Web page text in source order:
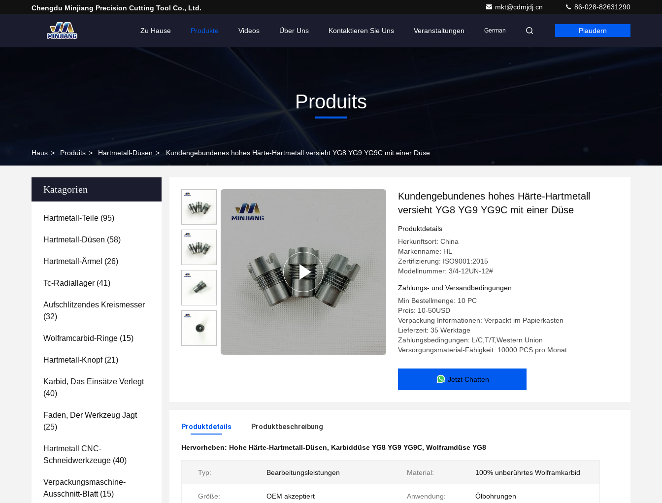
Chengdu Minjiang Precision Cutting Tool Co., Ltd. mkt@cdmjdj.cn 86-028-82631290
Zu Hause Produkte Videos Über Uns Kontaktieren Sie Uns Veranstaltungen German Plaudern
Produits
Haus > Produits > Hartmetall-Düsen > Kundengebundenes hohes Härte-Hartmetall versieht YG8 YG9 YG9C mit einer Düse
Katagorien
Hartmetall-Teile (95)
Hartmetall-Düsen (58)
Hartmetall-Ärmel (26)
Tc-Radiallager (41)
Aufschlitzendes Kreismesser
(32)
Wolframcarbid-Ringe (15)
Hartmetall-Knopf(21)
Karbid, Das Einsätze Verlegt
(40)
Faden, Der Werkzeug Jagt
(25)
Hartmetall CNC-
Schneidwerkzeuge (40)
Verpackungsmaschine-
Ausschnitt-Blatt(15)
Kundengebundenes hohes Härte-Hartmetall
versieht YG8 YG9 YG9C mit einer Düse
Produktdetails
Herkunftsort: China
Markenname: HL
Zertifizierung: ISO9001:2015
Modellnummer: 3/4-12UN-12#
Zahlungs- und Versandbedingungen
Min Bestellmenge: 10 PC
Preis: 10-50USD
Verpackung Informationen: Verpackt im Papierkasten
Lieferzeit: 35 Werktage
Zahlungsbedingungen: L/C,T/T,Western Union
Versorgungsmaterial-Fähigkeit: 10000 PCS pro Monat
Jetzt Chatten
Produktdetails Produktbeschreibung
Hervorheben: Hohe Härte-Hartmetall-Düsen, Karbiddüse YG8 YG9 YG9C, Wolframdüse YG8
Typ: Bearbeitungsleistungen Material: 100% unberührtes Wolframkarbid
Größe: OEM akzeptiert Anwendung: Ölbohrungen